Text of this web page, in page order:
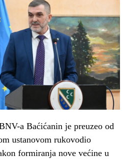
a Baćićanin je preuzeo od
ustanovom rukovodio
formiranja nove većine u